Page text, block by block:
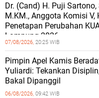
Dr. (Cand) H. Puji Sartono,
M.KM., Anggota Komisi V,
Penetapan Perubahan
Lampung 2026
07/08/2026, 20:25 WIB
Pimpin Apel Kamis
Yuliardi: Tekankan
Bakal Dipanggil
06/08/2026, 09:42 WIB